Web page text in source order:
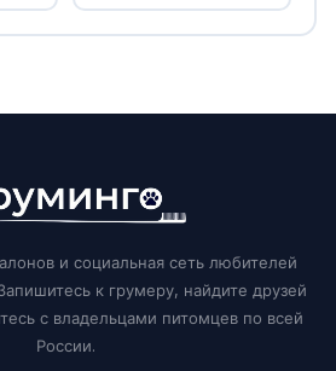
и социальная сеть любителей
к грумеру, найдите друзей
с владельцами питомцев по всей
России.